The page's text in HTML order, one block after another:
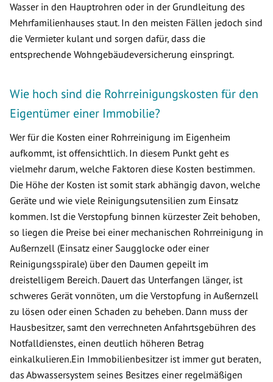
Wasser in den Hauptrohren oder in der Grundleitung des
Mehrfamilienhauses staut. In den meisten Fällen jedoch sind
die Vermieter kulant und sorgen dafür, dass die
entsprechende Wohngebäudeversicherung einspringt.
Wie hoch sind die Rohrreinigungskosten für den
Eigentümer einer Immobilie?
Wer für die Kosten einer Rohrreinigung im Eigenheim
aufkommt, ist offensichtlich. In diesem Punkt geht es
vielmehr darum, welche Faktoren diese Kosten bestimmen.
Die Höhe der Kosten ist somit stark abhängig davon, welche
Geräte und wie viele Reinigungsutensilien zum Einsatz
kommen. Ist die Verstopfung binnen kürzester Zeit behoben,
so liegen die Preise bei einer mechanischen Rohrreinigung in
Außernzell (Einsatz einer Saugglocke oder einer
Reinigungsspirale) über den Daumen gepeilt im
dreistelligem Bereich. Dauert das Unterfangen länger, ist
schweres Gerät vonnöten, um die Verstopfung in Außernzell
zu lösen oder einen Schaden zu beheben. Dann muss der
Hausbesitzer, samt den verrechneten Anfahrtsgebühren des
Notfalldienstes, einen deutlich höheren Betrag
einkalkulieren.Ein Immobilienbesitzer ist immer gut beraten,
das Abwassersystem seines Besitzes einer regelmäßigen